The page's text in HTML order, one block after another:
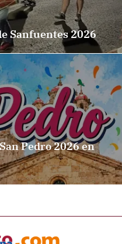
Sanfuentes 2026
Pedro 2026 en